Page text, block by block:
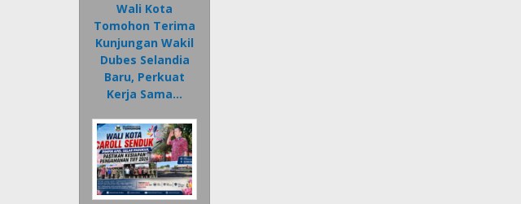
Wali Kota
Tomohon Terima
Kunjungan Wakil
Dubes Selandia
Baru, Perkuat
Kerja Sama…